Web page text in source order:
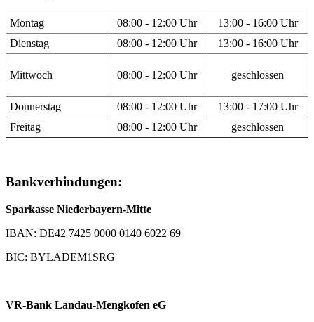
Montag 08:00 - 12:00 Uhr
13:00 - 16:00 Uhr
Dienstag
08:00 - 12:00 Uhr 13:00 - 16:00 Uhr
Mittwoch 08:00 - 12:00 Uhr geschlossen
Donnerstag 08:00 - 12:00 Uhr
13:00 - 17:00 Uhr
Freitag
08:00 - 12:00 Uhr geschlossen
Bankverbindungen:
Sparkasse Niederbayern-Mitte
IBAN: DE42 7425 0000 0140 6022 69
BIC: BYLADEM1SRG
VR-Bank Landau-Mengkofen eG